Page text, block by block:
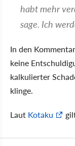
habt mehr
sage. Ich
In den
keine
kalkulierter
klinge.
Laut Kotaku